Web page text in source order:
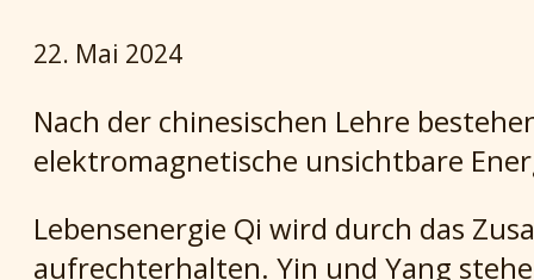
22. Mai 2024
Nach der chinesischen Lehre
elektromagnetische unsichtbare
Lebensenergie Qi wird durch das
aufrechterhalten. Yin und Yang